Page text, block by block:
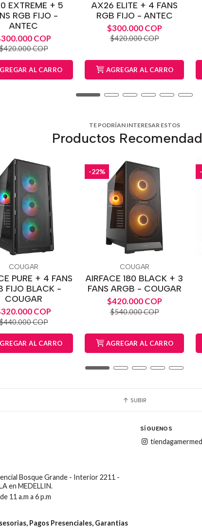
EXTREME + 5
RGB FIJO -
ANTEC
COP
COP
AL CARRO
AX26 ELITE + 4 FANS
RGB FIJO - ANTEC
$300.000 COP
$420.000 COP
AGREGAR AL CARRO
TE PODRÍAN INTERESAR ESTOS
Productos
COUGAR
PURE + 4 FANS
FIJO BLACK -
COUGAR
COP
COP
AL CARRO
-22%
COUGAR
AIRFACE 180 BLACK + 3
FANS ARGB - COUGAR
$420.000 COP
$540.000 COP
AGREGAR AL CARRO
SUBIR
Bosque Grande - Interior 2211 -
en MEDELLIN.
11 a.m a 6 p.m
Pagos Presenciales, Garantias
SÍGUENOS